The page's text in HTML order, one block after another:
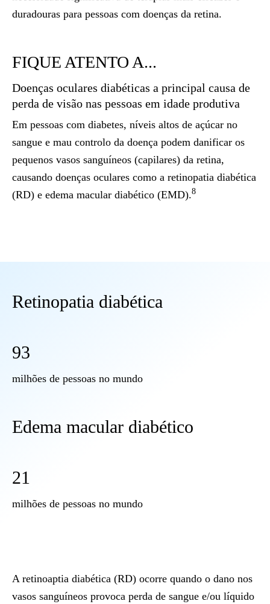
duradouras para pessoas com doenças da retina.
FIQUE ATENTO A...
Doenças oculares diabéticas a principal causa de
perda de visão nas pessoas em idade produtiva
Em pessoas com diabetes, níveis altos de açúcar no
sangue e mau controlo da doença podem danificar os
pequenos vasos sanguíneos (capilares) da retina,
causando doenças oculares como a retinopatia diabética
(RD) e edema macular diabético (EMD).8
Retinopatia diabética
93
milhões de pessoas no mundo
Edema macular diabético
21
milhões de pessoas no mundo
A retinoaptia diabética (RD) ocorre quando o dano nos
vasos sanguíneos provoca perda de sangue e/ou líquido